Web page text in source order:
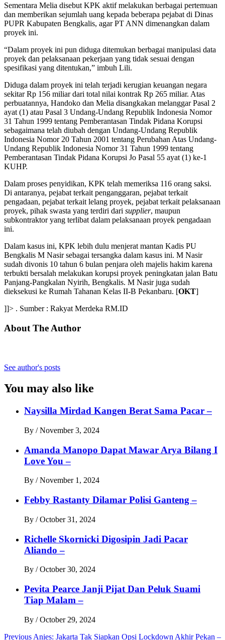
Sementara Melia disebut KPK aktif melakukan berbagai pertemuan
dan memberikan sejumlah uang kepada beberapa pejabat di Dinas
PUPR Kabupaten Bengkalis, agar PT ANN dimenangkan dalam
proyek ini.
“Dalam proyek ini pun diduga ditemukan berbagai manipulasi data
proyek dan pelaksanaan pekerjaan yang tidak sesuai dengan
spesifikasi yang ditentukan,” imbuh Lili.
Diduga dalam proyek ini telah terjadi kerugian keuangan negara
sekitar Rp 156 miliar dari total nilai kontrak Rp 265 miliar. Atas
perbuatannya, Handoko dan Melia disangkakan melanggar Pasal 2
ayat (1) atau Pasal 3 Undang-Undang Republik Indonesia Nomor
31 Tahun 1999 tentang Pemberantasan Tindak Pidana Korupsi
sebagaimana telah diubah dengan Undang-Undang Republik
Indonesia Nomor 20 Tahun 2001 tentang Perubahan Atas Undang-
Undang Republik Indonesia Nomor 31 Tahun 1999 tentang
Pemberantasan Tindak Pidana Korupsi Jo Pasal 55 ayat (1) ke-1
KUHP.
Dalam proses penyidikan, KPK telah memeriksa 116 orang saksi.
Di antaranya, pejabat terkait penganggaran, pejabat terkait
pengadaan, pejabat terkait lelang proyek, pejabat terkait pelaksanaan
proyek, pihak swasta yang terdiri dari supplier, maupun
subkontraktor yang terlibat dalam pelaksanaan proyek pengadaan
ini.
Dalam kasus ini, KPK lebih dulu menjerat mantan Kadis PU
Bengkalis M Nasir sebagai tersangka dalam kasus ini. M Nasir
sudah divonis 10 tahun 6 bulan penjara oleh majelis hakim karena
terbukti bersalah melakukan korupsi proyek peningkatan jalan Batu
Panjang-Pangkalan Nyirih, Bengkalis. M Nasir juga sudah
dieksekusi ke Rumah Tahanan Kelas II-B Pekanbaru. [OKT]
]]> . Sumber : Rakyat Merdeka RM.ID
About The Author
See author's posts
You may also like
Naysilla Mirdad Kangen Berat Sama Pacar –
By / November 3, 2024
Amanda Manopo Dapat Mawar Arya Bilang I
Love You –
By / November 1, 2024
Febby Rastanty Dilamar Polisi Ganteng –
By / October 31, 2024
Richelle Skornicki Digosipin Jadi Pacar
Aliando –
By / October 30, 2024
Pevita Pearce Janji Pijat Dan Peluk Suami
Tiap Malam –
By / October 29, 2024
Previous Anies: Jakarta Tak Siapkan Opsi Lockdown Akhir Pekan –